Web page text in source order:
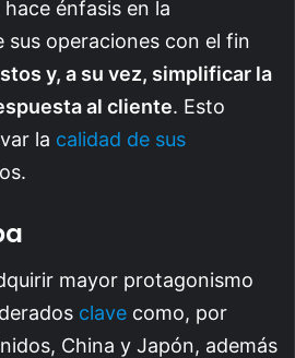
énfasis en la
sus operaciones con el fin
y, a su vez, simplificar la
al cliente. Esto
la calidad de sus
mayor protagonismo
clave como, por
China y Japón, además